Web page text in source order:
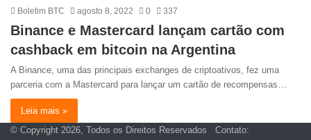
Boletim BTC agosto 8, 2022 0 337
Binance e Mastercard lançam cartão com
cashback em bitcoin na Argentina
A Binance, uma das principais exchanges de criptoativos, fez uma
parceria com a Mastercard para lançar um cartão de recompensas…
Leia mais »
© Copyright 2026, Todos os Direitos Reservados Contato: